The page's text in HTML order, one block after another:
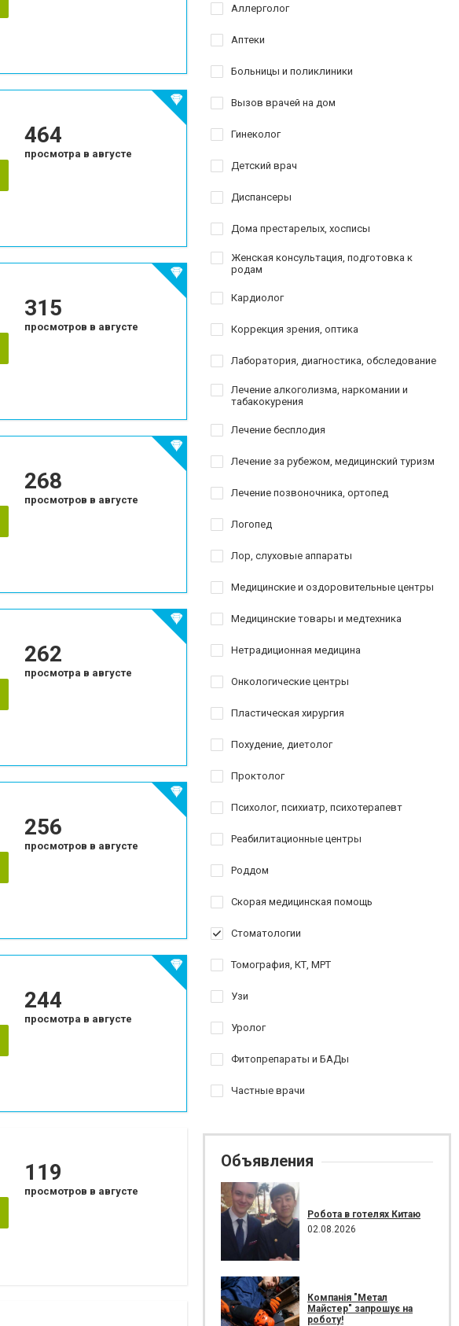
Подготовка к протезированию
464
просмотра в августе
315
просмотров в августе
268
просмотров в августе
262
просмотра в августе
256
просмотров в августе
244
просмотра в августе
119
просмотров в августе
Аллерголог
Аптеки
Больницы и поликлиники
Вызов врачей на дом
Гинеколог
Детский врач
Диспансеры
Дома престарелых, хосписы
Женская консультация, подготовка к
родам
Кардиолог
Коррекция зрения, оптика
Лаборатория, диагностика, обследование
Лечение алкоголизма, наркомании и
табакокурения
Лечение бесплодия
Лечение за рубежом, медицинский туризм
Лечение позвоночника, ортопед
Логопед
Лор, слуховые аппараты
Медицинские и оздоровительные центры
Медицинские товары и медтехника
Нетрадиционная медицина
Онкологические центры
Пластическая хирургия
Похудение, диетолог
Проктолог
Психолог, психиатр, психотерапевт
Реабилитационные центры
Роддом
Скорая медицинская помощь
Стоматологии
Томография, КТ, МРТ
Узи
Уролог
Фитопрепараты и БАДы
Частные врачи
Объявления
Робота в готелях Китаю
02.08.2026
Компанія "Метал
Майстер" запрошує на
роботу!